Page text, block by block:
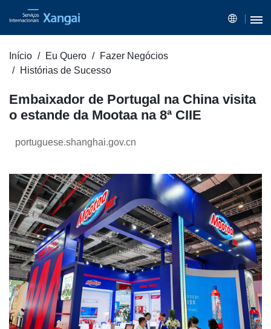
Início Eu Quero
Fazer Negócios
Histórias de Sucesso
Embaixador de Portugal na China visita
o estande da Mootaa na 8ª CIIE
portuguese.shanghai.gov.cn